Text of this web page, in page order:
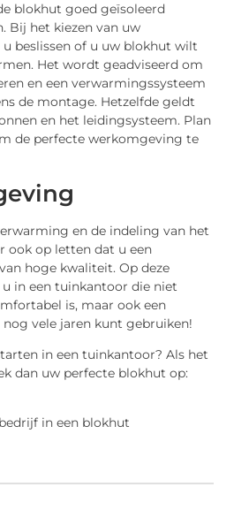
blokhut goed geïsoleerd
Bij het kiezen van uw
beslissen of u uw blokhut wilt
Het wordt geadviseerd om
en een verwarmingssysteem
de montage. Hetzelfde geldt
en het leidingsysteem. Plan
de perfecte werkomgeving te
en de indeling van het
ook op letten dat u een
hoge kwaliteit. Op deze
in een tuinkantoor die niet
is, maar ook een
vele jaren kunt gebruiken!
in een tuinkantoor? Als het
dan uw perfecte blokhut op: